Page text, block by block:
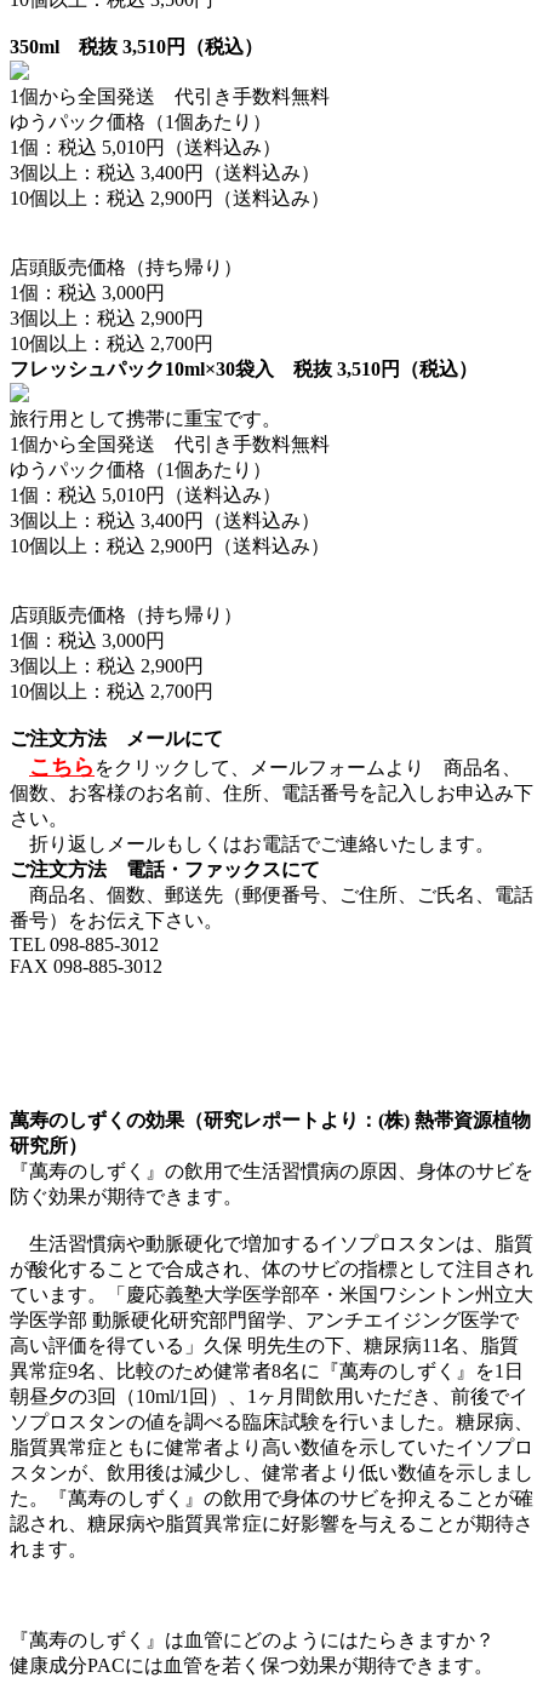
350ml 税抜 3,510円（税込）
1個から全国発送 代引き手数料無料
ゆうパック価格（1個あたり）
1個：税込 5,010円（送料込み）
3個以上：税込 3,400円（送料込み）
10個以上：税込 2,900円（送料込み）
店頭販売価格（持ち帰り）
1個：税込 3,000円
3個以上：税込 2,900円
10個以上：税込 2,700円
フレッシュパック10ml×30袋入 税抜 3,510円（税込）
旅行用として携帯に重宝です。
1個から全国発送 代引き手数料無料
ゆうパック価格（1個あたり）
1個：税込 5,010円（送料込み）
3個以上：税込 3,400円（送料込み）
10個以上：税込 2,900円（送料込み）
店頭販売価格（持ち帰り）
1個：税込 3,000円
3個以上：税込 2,900円
10個以上：税込 2,700円
ご注文方法 メールにて
こちら をクリックして、メールフォームより 商品名、
個数、お客様のお名前、住所、電話番号を記入しお申込み下
さい。
折り返しメールもしくはお電話でご連絡いたします。
ご注文方法 電話・ファックスにて
商品名、個数、郵送先（郵便番号、ご住所、ご氏名、電話
番号）をお伝え下さい。
TEL 098-885-3012
FAX 098-885-3012
萬寿のしずくの効果（研究レポートより：(株) 熱帯資源植物
研究所）
『萬寿のしずく』の飲用で生活習慣病の原因、身体のサビを
防ぐ効果が期待できます。
生活習慣病や動脈硬化で増加するイソプロスタンは、脂質
が酸化することで合成され、体のサビの指標として注目され
ています。「慶応義塾大学医学部卒・米国ワシントン州立大
学医学部 動脈硬化研究部門留学、アンチエイジング医学で
高い評価を得ている」久保 明先生の下、糖尿病11名、脂質
異常症9名、比較のため健常者8名に『萬寿のしずく』を1日
朝昼夕の3回（10ml/1回）、1ヶ月間飲用いただき、前後でイ
ソプロスタンの値を調べる臨床試験を行いました。糖尿病、
脂質異常症ともに健常者より高い数値を示していたイソプロ
スタンが、飲用後は減少し、健常者より低い数値を示しまし
た。『萬寿のしずく』の飲用で身体のサビを抑えることが確
認され、糖尿病や脂質異常症に好影響を与えることが期待さ
れます。
『萬寿のしずく』は血管にどのようにはたらきますか？
健康成分PACには血管を若く保つ効果が期待できます。